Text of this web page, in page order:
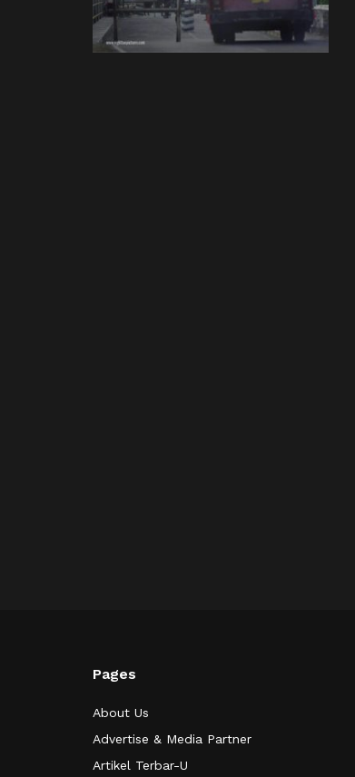
Pages
About Us
Advertise & Media Partner
Artikel Terbar-U